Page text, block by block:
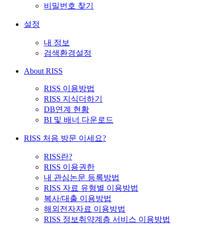
비밀번호 찾기
설정
내 정보
검색환경설정
About RISS
RISS 이용방법
RISS 지식더하기
DB연계 현황
BI 및 배너 다운로드
RISS 처음 방문 이세요?
RISS란?
RISS 이용권한
내 관심논문 등록방법
RISS 자료 유형별 이용방법
복사/대출 이용방법
해외전자자료 이용방법
RISS 정보취약계층 서비스 이용방법